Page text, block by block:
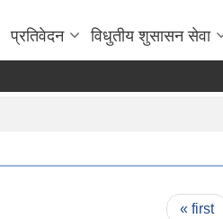
प्रतिवेदन विधुतीय शुसासन सेवा
« first